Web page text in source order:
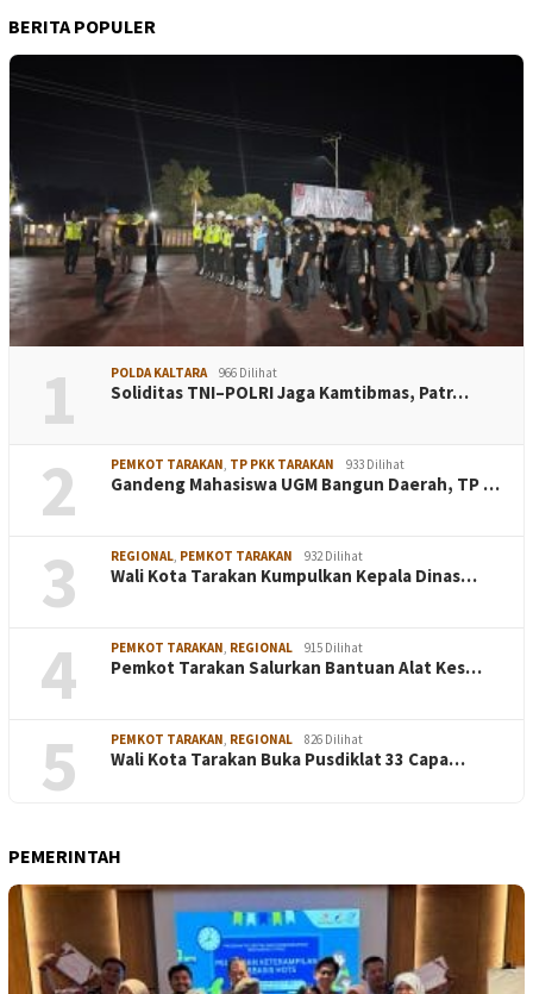
BERITA POPULER
1 POLDA KALTARA 966 Dilihat
Soliditas TNI–POLRI Jaga Kamtibmas, Patr…
2 PEMKOT TARAKAN, TP PKK TARAKAN 933 Dilihat
Gandeng Mahasiswa UGM Bangun Daerah, TP …
3 REGIONAL, PEMKOT TARAKAN 932 Dilihat
Wali Kota Tarakan Kumpulkan Kepala Dinas…
4 PEMKOT TARAKAN, REGIONAL 915 Dilihat
Pemkot Tarakan Salurkan Bantuan Alat Kes…
5 PEMKOT TARAKAN, REGIONAL 826 Dilihat
Wali Kota Tarakan Buka Pusdiklat 33 Capa…
PEMERINTAH